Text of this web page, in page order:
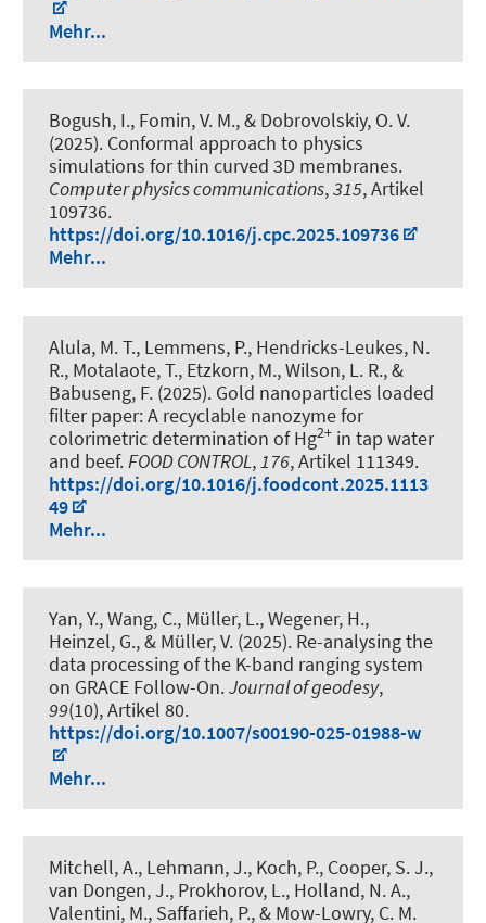
Mehr...
Bogush, I., Fomin, V. M., & Dobrovolskiy, O. V.
(2025). Conformal approach to physics
simulations for thin curved 3D membranes.
Computer physics communications,315, Artikel
109736.
https://doi.org/10.1016/j.cpc.2025.109736
Mehr...
Alula, M. T., Lemmens, P., Hendricks-Leukes, N.
R., Motalaote, T., Etzkorn, M., Wilson, L. R., &
Babuseng, F. (2025). Gold nanoparticles loaded
filter paper: A recyclable nanozyme for
colorimetric determination of Hg2+ in tap water
and beef. FOOD CONTROL, 176, Artikel 111349.
https://doi.org/10.1016/j.foodcont.2025.1113
49
Mehr...
Yan, Y., Wang, C., Müller, L., Wegener, H.,
Heinzel, G., & Müller, V. (2025). Re-analysing the
data processing of the K-band ranging system
on GRACE Follow-On.Journal of geodesy,
99(10), Artikel 80.
https://doi.org/10.1007/s00190-025-01988-w
Mehr...
Mitchell, A., Lehmann, J., Koch, P., Cooper, S. J.,
van Dongen, J., Prokhorov, L., Holland, N. A.,
Valentini, M., Saffarieh, P., & Mow-Lowry, C. M.